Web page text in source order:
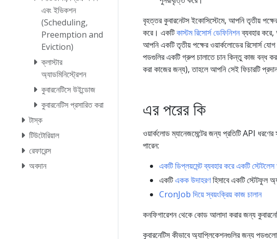
এবং ইভিকশন
(Scheduling,
Preemption and
Eviction)
ক্লাস্টার
অ্যাডমিনিস্ট্রেশন
কুবারনেটিসে উইন্ডোজ
কুবারনেটিস প্রসারিত করা
টাস্ক
টিউটোরিয়াল
রেফারেন্স
অবদান
বৃহত্তর কুবারনেটস ইকোসিস্টেমে, আপনি তৃতীয়
করে। একটিকাস্টম রিসোর্স ডেফিনিশনব্যবহার
আপনি একটি তৃতীয় পক্ষের ওয়ার্কলোডের রিসোর্স
পডগুলির একটি গ্রুপ চালাতে চান কিন্তু কাজ বন্ধ
করা কাজের জন্য), তাহলে আপনি সেই ফিচারটি
এর পরের কি
ওয়ার্কলোড ম্যানেজমেন্টের জন্য প্রতিটি API
পারেন:
একটি ডিপ্লয়মেন্ট ব্যবহার করে একটি
একটিএকক উদাহরণহিসাবে একটি স্টেটফুল
CronJob দিয়ে স্বয়ংক্রিয় কাজ চালান
কনফিগারেশন থেকে কোড আলাদা করার জন্য
কুবারনেটিস কীভাবে অ্যাপ্লিকেশনগুলির জন্য পডগুলো